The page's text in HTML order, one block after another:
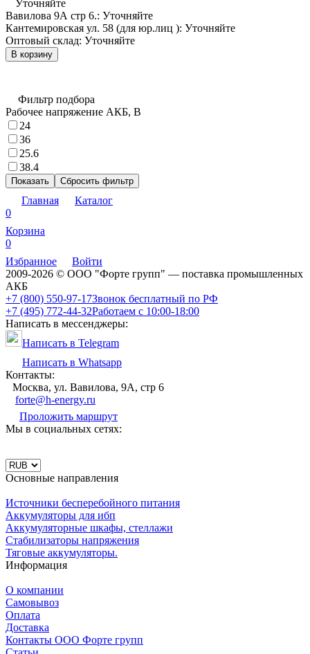
Уточняйте
Вавилова 9А стр 6.: Уточняйте
Кантемировская ул. 58 (для юр.лиц ): Уточняйте
Оптовый склад: Уточняйте
В корзину
Фильтр подбора
Рабочее напряжение АКБ, B
24
36
25.6
38.4
Показать Сбросить фильтр
Главная
Каталог
0
Корзина
0
Избранное
Войти
2009-2026 © ООО "Форте групп" — поставка промышленных
АКБ
+7 (800) 550-97-17Звонок бесплатный по РФ
+7 (495) 772-44-32Работаем с 10:00-18:00
Написать в мессенджеры:
Написать в Telegram
Написать в Whatsapp
Контакты:
Москва, ул. Вавилова, 9А, стр 6
forte@h-energy.ru
Проложить маршрут
Мы в социальных сетях:
Основные направления
Источники бесперебойного питания
Аккумуляторы для ибп
Аккумуляторные шкафы, стеллажи
Стабилизаторы напряжения
Тяговые аккумуляторы.
Информация
О компании
Самовывоз
Оплата
Доставка
Контакты ООО Форте групп